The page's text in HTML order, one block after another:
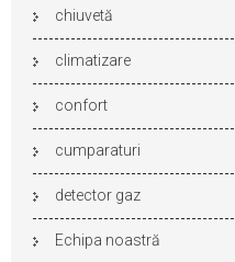
chiuvetă
climatizare
confort
cumparaturi
detector gaz
Echipa noastră